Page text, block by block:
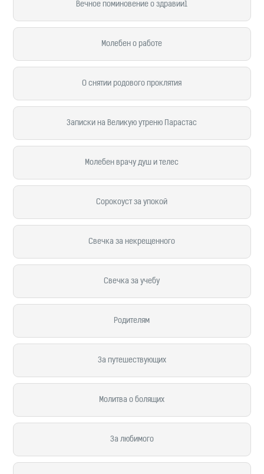
Вечное поминовение о здравии1
Молебен о работе
О снятии родового проклятия
Записки на Великую утреню Парастас
Молебен врачу душ и телес
Сорокоуст за упокой
Свечка за некрещенного
Свечка за учебу
Родителям
За путешествующих
Молитва о болящих
За любимого